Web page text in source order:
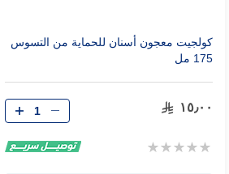
كولجيت معجون أسنان للحماية من التسوس
175 مل
١٥٫٠٠
Rating:
الكمية